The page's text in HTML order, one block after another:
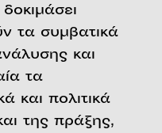
τα συμβατικά
και
τα
και πολιτικά
της πράξης,